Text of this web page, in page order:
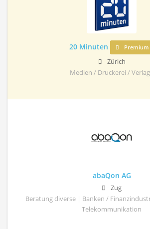
20 Minuten Premium
Zürich
Medien / Druckerei /
abaQon AG
Zug
Beratung diverse | Banken /
Telekommunikation